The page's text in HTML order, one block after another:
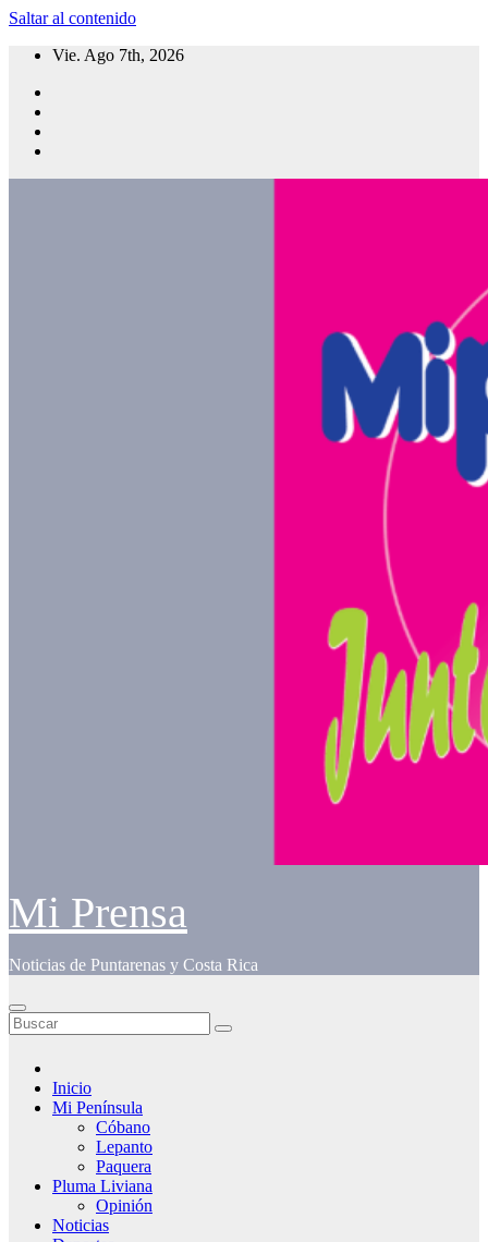
Saltar al contenido
Vie. Ago 7th, 2026
Mi Prensa
Noticias de Puntarenas y Costa Rica
Inicio
Mi Península
Cóbano
Lepanto
Paquera
Pluma Liviana
Opinión
Noticias